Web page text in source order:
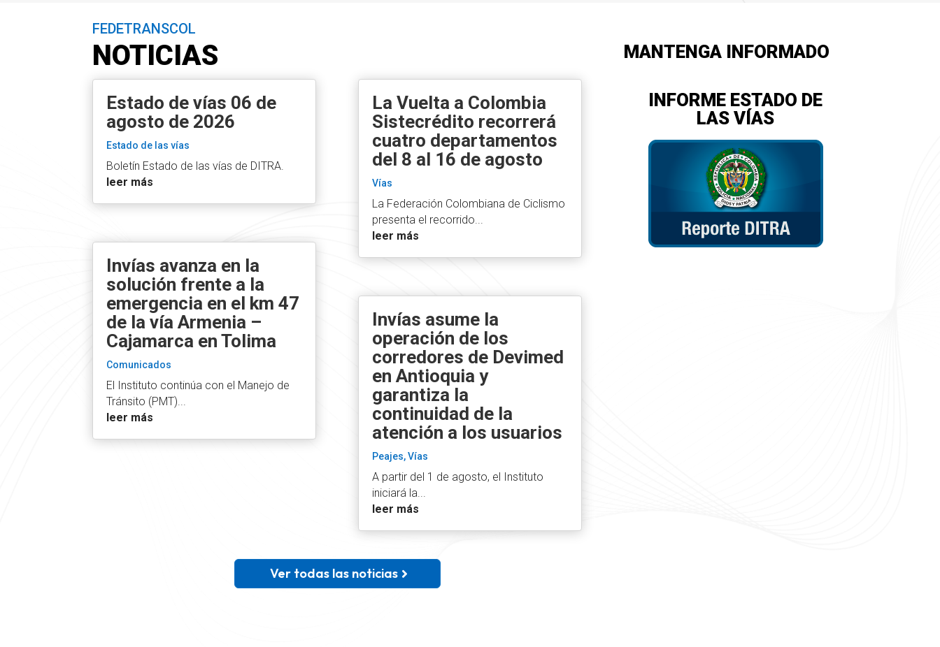
FEDETRANSCOL
NOTICIAS
Estado de vías 06 de
agosto de 2026
Estado de las vías
Boletín Estado de las vías de DITRA.
leer más
Invías avanza en la
solución frente a la
emergencia en el km 47
de la vía Armenia –
Cajamarca en Tolima
Comunicados
El Instituto continúa con el Manejo de
Tránsito (PMT)...
leer más
La Vuelta a Colombia
Sistecrédito recorrerá
cuatro departamentos
del 8 al 16 de agosto
Vías
La Federación Colombiana de Ciclismo
presenta el recorrido...
leer más
Invías asume la
operación de los
corredores de Devimed
en Antioquia y
garantiza la
continuidad de la
atención a los usuarios
Peajes,Vías
A partir del 1 de agosto, el Instituto
iniciará la...
leer más
Ver todas las noticias
MANTENGA INFORMADO
INFORME ESTADO DE
LAS VÍAS